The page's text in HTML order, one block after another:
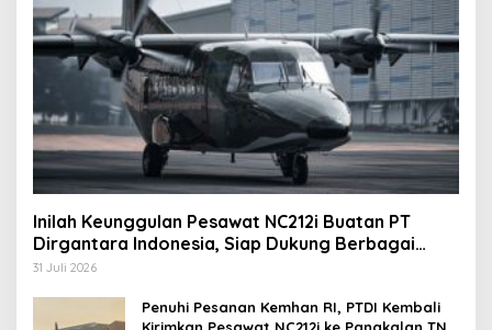
Inilah Keunggulan Pesawat NC212i Buatan PT
Dirgantara Indonesia, Siap Dukung Berbagai
Operasi TNI
31 Juli 2026
Penuhi Pesanan Kemhan RI, PTDI Kembali